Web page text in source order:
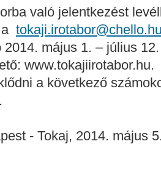
való jelentkezést
2014. május 1. – július
www.tokajiirotabor.hu.
a következő
- Tokaj, 2014. május